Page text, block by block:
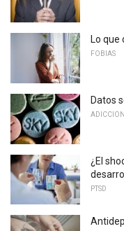
Lo que
FOBIAS
Datos
ADICCION
¿El
PTSD